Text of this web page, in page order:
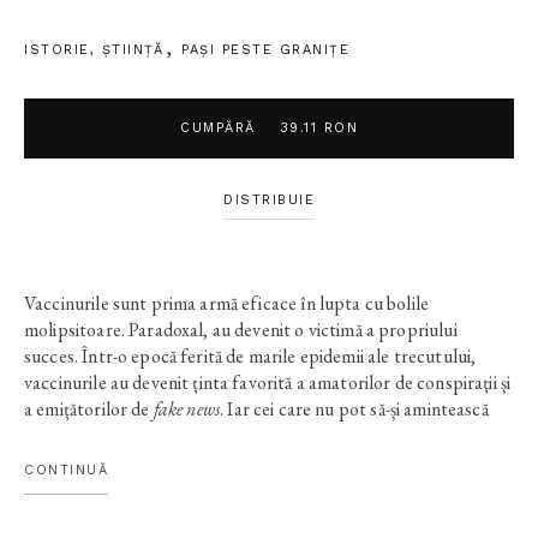
ISTORIE, ȘTIINŢĂ PAŞI PESTE GRANIŢE
DISTRIBUIE
CUMPĂRĂ 39.11 RON
Vaccinurile sunt prima armă eficace în lupta cu bolile
molipsitoare. Paradoxal, au devenit o victimă a propriului
succes. Într-o epocă ferită de marile epidemii ale trecutului,
vaccinurile au devenit ținta favorită a amatorilor de conspirații și
a emițătorilor de fake news. Iar cei care nu pot să-și amintească
Cartea aceasta este un ghid de imunizare împotriva
dezinformării. Ca să înțelegem cum funcționează, cum sunt
CONTINUĂ